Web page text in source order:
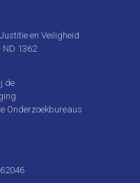
en Veiligheid
ND 1362
de
Onderzoekbureaus